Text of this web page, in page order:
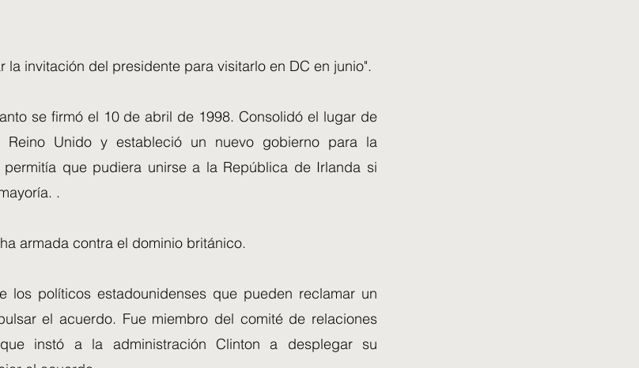
la invitación del presidente para visitarlo en DC en junio".
se firmó el 10 de abril de 1998. Consolidó el lugar de
Unido y estableció un nuevo gobierno para la
que pudiera unirse a la República de Irlanda si
.
armada contra el dominio británico.
los políticos estadounidenses que pueden reclamar un
el acuerdo. Fue miembro del comité de relaciones
instó a la administración Clinton a desplegar su